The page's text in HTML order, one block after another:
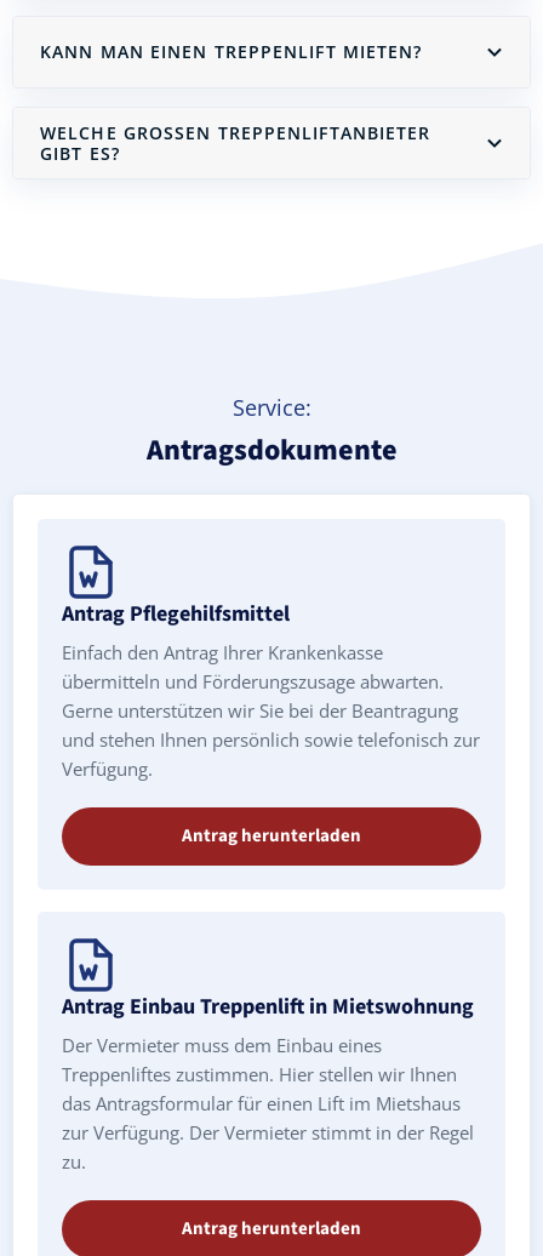
KANN MAN EINEN TREPPENLIFT MIETEN?
WELCHE GROSSEN TREPPENLIFTANBIETER G
IBT ES?
Service:
Antragsdokumente
Antrag Pflegehilfsmittel
Einfach den Antrag Ihrer Krankenkasse
übermitteln und Förderungszusage abwarten.
Gerne unterstützen wir Sie bei der Beantragung
und stehen Ihnen persönlich sowie telefonisch zur
Verfügung.
Antrag herunterladen
Antrag Einbau Treppenlift in Mietswohnung
Der Vermieter muss dem Einbau eines
Treppenliftes zustimmen. Hier stellen wir Ihnen
das Antragsformular für einen Lift im Mietshaus
zur Verfügung. Der Vermieter stimmt in der Regel
zu.
Antrag herunterladen